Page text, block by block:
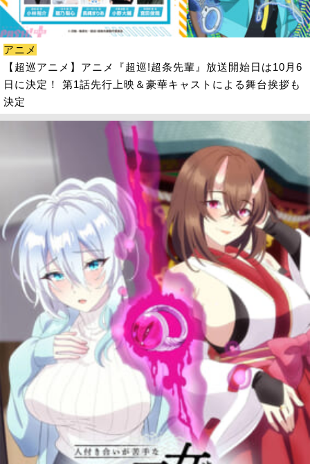
アニメ
【超巡アニメ】アニメ『超巡!超条先輩』放送開始日は10月6
日に決定！ 第1話先行上映＆豪華キャストによる舞台挨拶も
決定